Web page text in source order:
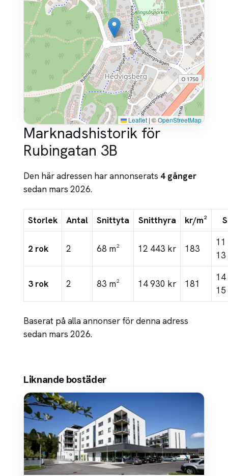
Leaflet | ©OpenStreetMap
Marknadshistorik för
Rubingatan 3B
Den här adressen har annonserats 4 gånger
sedan mars 2026.
Storlek Antal Snittyta Snitthyra kr/m²
2 rok 2 68 m² 12 443 kr 183
11
3 rok 2 83 m² 14 930 kr 181
14
Baserat på alla annonser för denna adress
sedan mars 2026.
Liknande bostäder